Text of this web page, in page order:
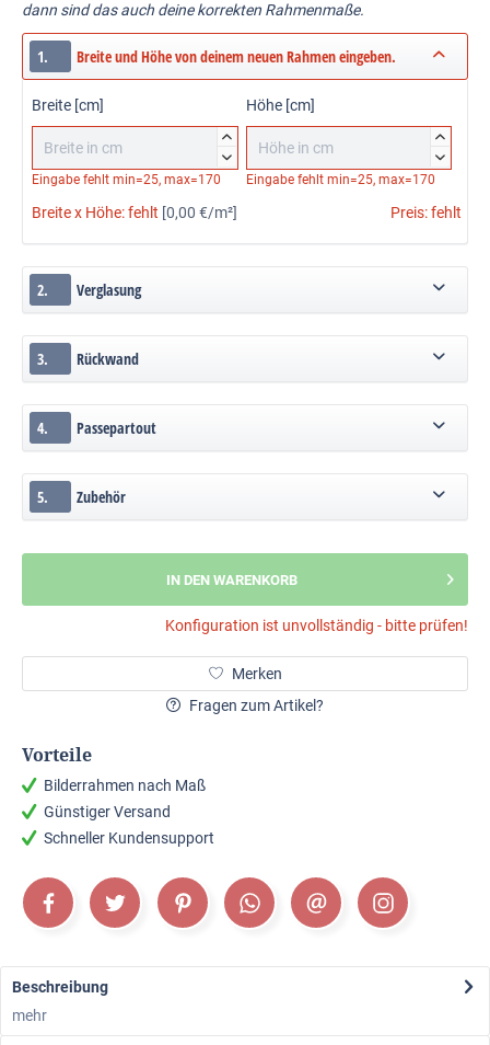
dann sind das auch deine korrekten Rahmenmaße.
1. Breite und Höhe von deinem neuen Rahmen eingeben.
Breite [cm]


Höhe [cm]


Eingabe fehlt min=25, max=170 Eingabe fehlt min=25, max=170
Breite x Höhe:fehlt [0,00 €/m²] Preis:fehlt
2. Verglasung
3. Rückwand
4. Passepartout
5. Zubehör
IN DEN WARENKORB
Konfiguration ist unvollständig - bitte prüfen!
Merken
Fragen zum Artikel?
Vorteile
Bilderrahmen nach Maß
Günstiger Versand
Schneller Kundensupport
Beschreibung
mehr